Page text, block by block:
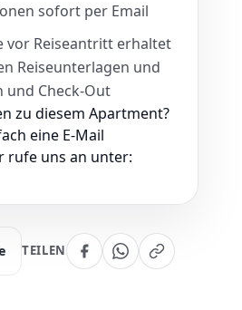
sofort per Email
vor Reiseantritt erhaltet
Reiseunterlagen und
und Check-Out
zu diesem Apartment?
eine E-Mail
rufe uns an unter:
TEILEN